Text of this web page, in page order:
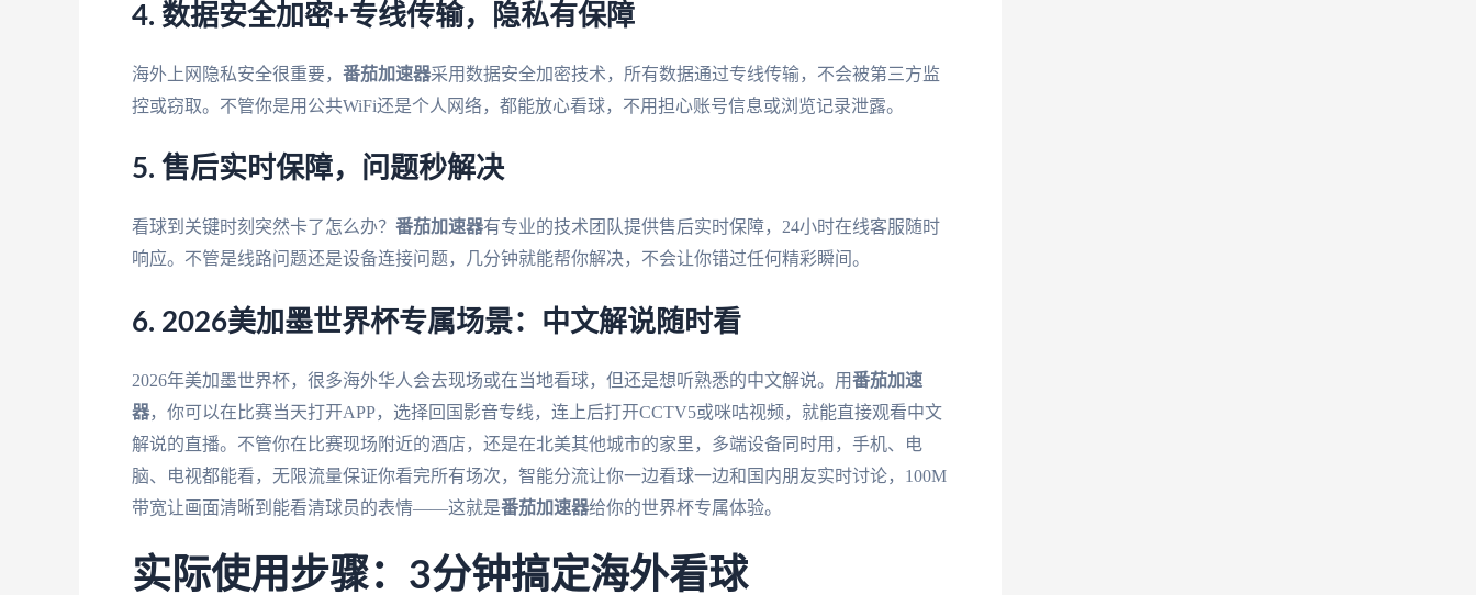
4. 数据安全加密+专线传输，隐私有保障
海外上网隐私安全很重要， 番茄加速器采用数据安全加密技术，所有数据通过专线传输，不会被第三方监
控或窃取。不管你是用公共WiFi还是个人网络，都能放心看球，不用担心账号信息或浏览记录泄露。
5. 售后实时保障，问题秒解决
看球到关键时刻突然卡了怎么办？ 番茄加速器有专业的技术团队提供售后实时保障，24小时在线客服随时
响应。不管是线路问题还是设备连接问题，几分钟就能帮你解决，不会让你错过任何精彩瞬间。
6. 2026美加墨世界杯专属场景：中文解说随时看
2026年美加墨世界杯，很多海外华人会去现场或在当地看球，但还是想听熟悉的中文解说。用番茄加速
器，你可以在比赛当天打开APP，选择回国影音专线，连上后打开CCTV5或咪咕视频，就能直接观看中文
解说的直播。不管你在比赛现场附近的酒店，还是在北美其他城市的家里，多端设备同时用，手机、电
脑、电视都能看，无限流量保证你看完所有场次，智能分流让你一边看球一边和国内朋友实时讨论，100M
带宽让画面清晰到能看清球员的表情——这就是番茄加速器给你的世界杯专属体验。
实际使用步骤：3分钟搞定海外看球